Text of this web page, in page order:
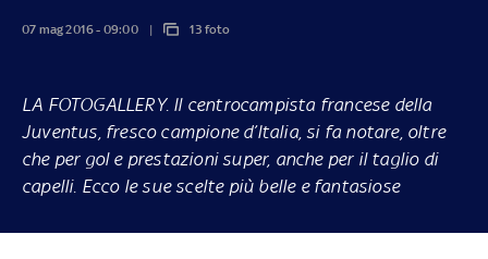
07 mag 2016 - 09:00 13 foto
LA FOTOGALLERY. Il centrocampista francese della
Juventus, fresco campione d’Italia, si fa notare, oltre
che per gol e prestazioni super, anche per il taglio di
capelli. Ecco le sue scelte più belle e fantasiose